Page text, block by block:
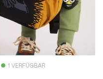
1 VERFÜGBAR